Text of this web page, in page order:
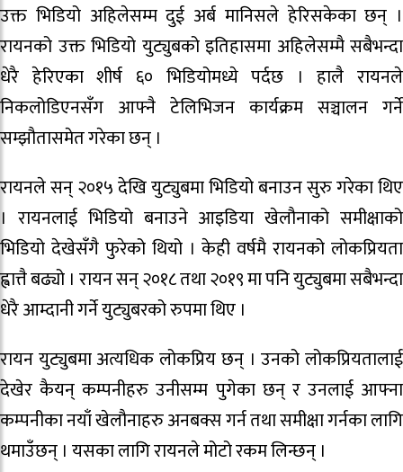
उक्त भिडियो अहिलेसम्म दुई अर्ब मानिसले हेरिसकेका छन् ।
रायनको उक्त भिडियो युट्युबको इतिहासमा अहिलेसम्मै सबैभन्दा
धेरै हेरिएका शीर्ष ६० भिडियोमध्ये पर्दछ । हालै रायनले
निकलोडिएनसँग आफ्नै टेलिभिजन कार्यक्रम सञ्चालन गर्ने
सम्झौतासमेत गरेका छन् ।
रायनले सन् २०१५ देखि युट्युबमा भिडियो बनाउन सुरु गरेका थिए
। रायनलाई भिडियो बनाउने आइडिया खेलौनाको समीक्षाको
भिडियो देखेसँगै फुरेको थियो । केही वर्षमै रायनको लोकप्रियता
ह्वात्तै बढ्यो । रायन सन् २०१८ तथा २०१९ मा पनि युट्युबमा सबैभन्दा
धेरै आम्दानी गर्ने युट्युबरको रुपमा थिए ।
रायन युट्युबमा अत्यधिक लोकप्रिय छन् । उनको लोकप्रियतालाई
देखेर कैयन् कम्पनीहरु उनीसम्म पुगेका छन् र उनलाई आफ्ना
कम्पनीका नयाँ खेलौनाहरु अनबक्स गर्न तथा समीक्षा गर्नका लागि
थमाउँछन् । यसका लागि रायनले मोटो रकम लिन्छन् ।